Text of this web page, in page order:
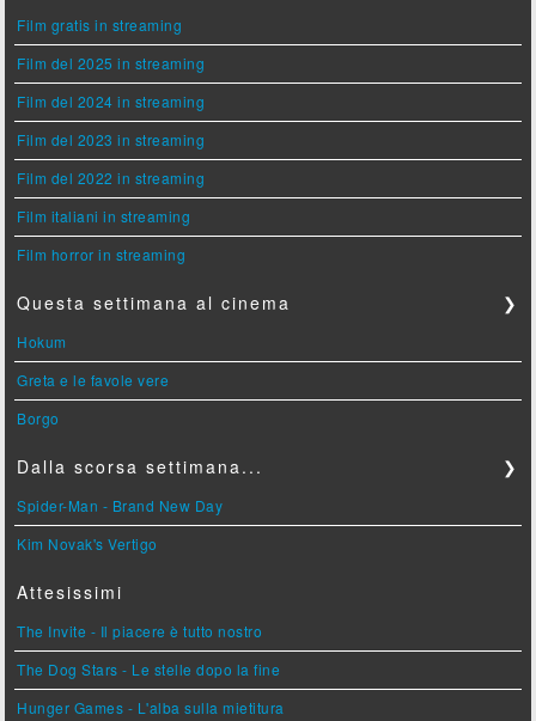
Film gratis in streaming
Film del 2025 in streaming
Film del 2024 in streaming
Film del 2023 in streaming
Film del 2022 in streaming
Film italiani in streaming
Film horror in streaming
Questa settimana al cinema ❯
Hokum
Greta e le favole vere
Borgo
Dalla scorsa settimana... ❯
Spider-Man - Brand New Day
Kim Novak's Vertigo
Attesissimi
The Invite - Il piacere è tutto nostro
The Dog Stars - Le stelle dopo la fine
Hunger Games - L'alba sulla mietitura